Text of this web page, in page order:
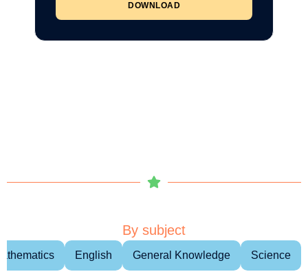
DOWNLOAD
By subject
English General Knowledge Science